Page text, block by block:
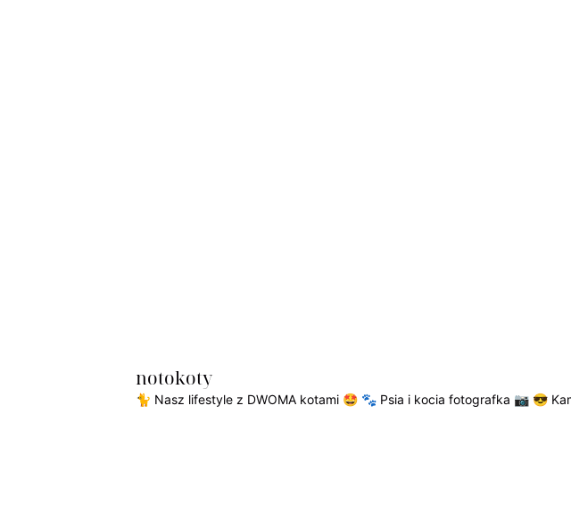
notokoty
🐈 Nasz lifestyle z DWOMA kotami 🤩 🐾 Psia i kocia fotografka 📷 😎